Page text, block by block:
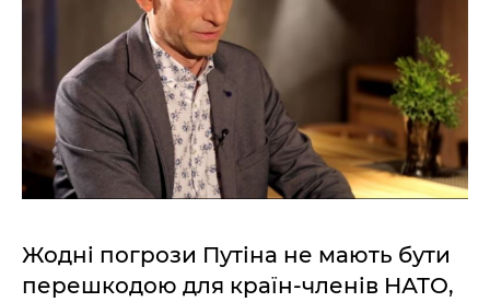
Жодні погрози Путіна не мають бути
перешкодою для країн-членів НАТО,